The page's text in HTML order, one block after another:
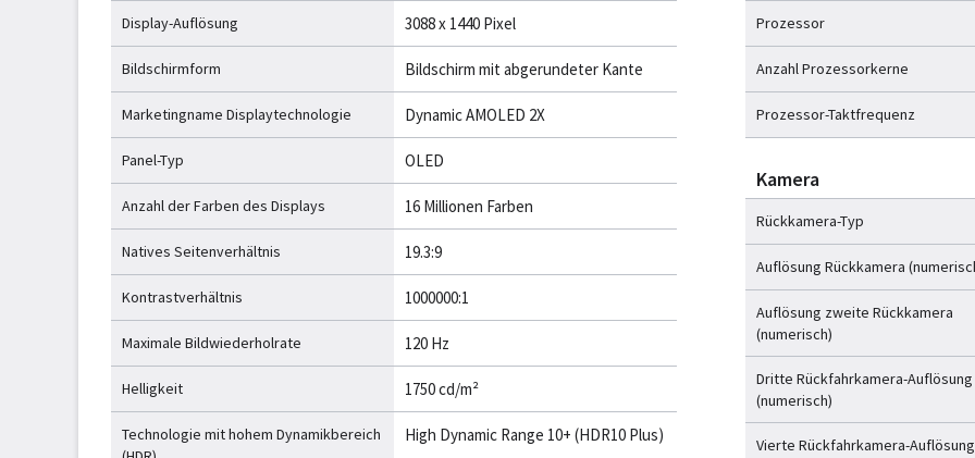
Display-Auflösung 3088 x 1440 Pixel
Bildschirmform Bildschirm mit abgerundeter Kante
Marketingname Displaytechnologie Dynamic AMOLED 2X
Panel-Typ OLED
Anzahl der Farben des Displays 16 Millionen Farben
Natives Seitenverhältnis 19.3:9
Kontrastverhältnis 1000000:1
Maximale Bildwiederholrate 120 Hz
Helligkeit 1750 cd/m²
Technologie mit hohem Dynamikbereich
High Dynamic Range 10+ (HDR10 Plus)
Prozessor
Anzahl Prozessorkerne
Prozessor-Taktfrequenz
Kamera
Rückkamera-Typ
Auflösung Rückkamera
Auflösung zweite Rückkamera
(numerisch)
Dritte Rückfahrkamera-Auflösung
(numerisch)
Vierte Rückfahrkamera-Auflösung